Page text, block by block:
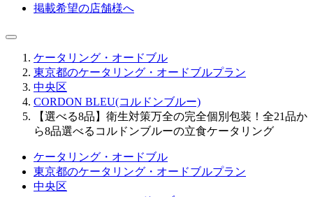
掲載希望の店舗様へ
ケータリング・オードブル
東京都のケータリング・オードブルプラン
中央区
CORDON BLEU(コルドンブルー)
【選べる8品】衛生対策万全の完全個別包装！全21品か
ら8品選べるコルドンブルーの立食ケータリング
ケータリング・オードブル
東京都のケータリング・オードブルプラン
中央区